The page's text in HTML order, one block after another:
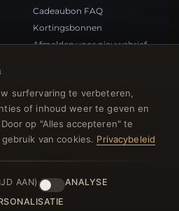
surfervaring te verbeteren,
of inhoud weer te geven en
op "Alles accepteren" te
van cookies. Privacybeleid
AAN)
ANALYSE
Cadeaubon FAQ
Kortingsbonnen
Afmelden voor nieuwsbrief
BETAALMETHODEN